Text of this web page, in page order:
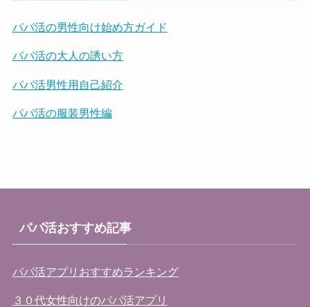
パパ活の男性向け始め方ガイド
パパ活の大人の誘い方
パパ活男性用自己紹介
パパ活の服装男性編
パパ活おすすめ記事
パパ活アプリおすすめランキング
３０代女性向けのパパ活アプリ